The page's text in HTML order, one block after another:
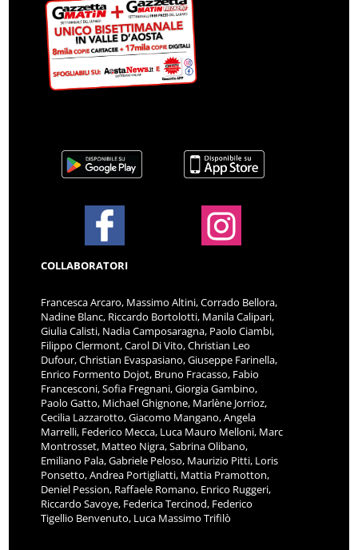
COLLABORATORI
Francesca Arcaro, Massimo Altini, Corrado Bellora,
Nadine Blanc, Riccardo Bortolotti, Manila Calipari,
Giulia Calisti, Nadia Camposaragna, Paolo Ciambi,
Filippo Clermont, Carol Di Vito, Christian Leo
Dufour, Christian Evaspasiano, Giuseppe Farinella,
Enrico Formento Dojot, Bruno Fracasso, Fabio
Francesconi, Sofia Fregnani, Giorgia Gambino,
Paolo Gatto, Michael Ghignone, Marlène Jorrioz,
Cecilia Lazzarotto, Giacomo Mangano, Angela
Marrelli, Federico Mecca, Luca Mauro Melloni, Marc
Montrosset, Matteo Nigra, Sabrina Olibano,
Emiliano Pala, Gabriele Peloso, Maurizio Pitti, Loris
Ponsetto, Andrea Portigliatti, Mattia Pramotton,
Deniel Pession, Raffaele Romano, Enrico Ruggeri,
Riccardo Savoye, Federica Tercinod, Federico
Tigellio Benvenuto, Luca Massimo Trifilò